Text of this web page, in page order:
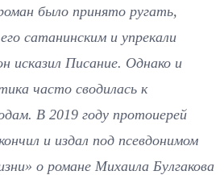
было принято ругать,
сатанинским и упрекали
исказил Писание. Однако и
часто сводилась к
В 2019 году протоиерей
и издал под псевдонимом
о романе Михаила Булгакова